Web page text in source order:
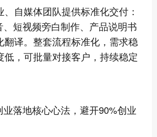
自媒体团队提供标准化交付：
、短视频旁白制作、产品说明书
翻译。整套流程标准化，需求稳
低，可批量对接客户，持续稳定
业落地核心心法，避开90%创业